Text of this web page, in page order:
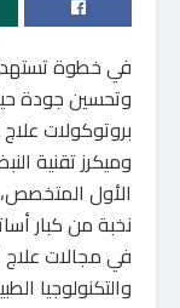
في خطوة
وتحسين جودة
بروتوكولات
وميكرز تقنية
الأول
نخبة من كبار
في مجالات علاج
والتكنولوجيا